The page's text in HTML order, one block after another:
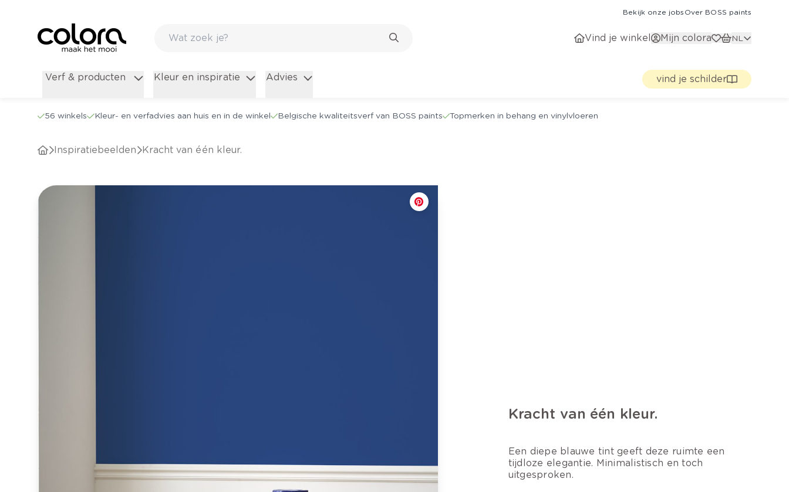
Bekijk onze jobs Over BOSS paints
Vind je winkel Mijn colora NL
Verf & producten Kleur en inspiratie Advies vind je schilder
56 winkels Kleur- en verfadvies aan huis en in de winkel Belgische kwaliteitsverf van BOSS paints Topmerken in behang en vinylvloeren
Inspiratiebeelden Kracht van één kleur.
Kracht van één kleur.
Een diepe blauwe tint geeft deze ruimte een
tijdloze elegantie. Minimalistisch en toch
uitgesproken.